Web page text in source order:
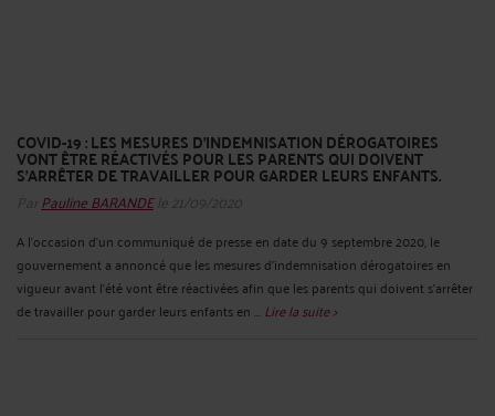
COVID-19 : LES MESURES D’INDEMNISATION DÉROGATOIRES
VONT ÊTRE RÉACTIVÉS POUR LES PARENTS QUI DOIVENT
S’ARRÊTER DE TRAVAILLER POUR GARDER LEURS ENFANTS.
Par Pauline BARANDEle 21/09/2020
A l’occasion d’un communiqué de presse en date du 9 septembre 2020, le
gouvernement a annoncé que les mesures d’indemnisation dérogatoires en
vigueur avant l’été vont être réactivées afin que les parents qui doivent s’arrêter
de travailler pour garder leurs enfants en ... Lire la suite >